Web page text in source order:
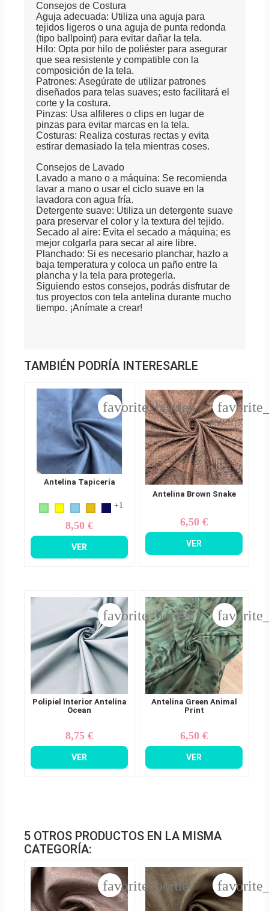
Consejos de Costura
Aguja adecuada: Utiliza una aguja para
tejidos ligeros o una aguja de punta redonda
(tipo ballpoint) para evitar dañar la tela.
Hilo: Opta por hilo de poliéster para asegurar
que sea resistente y compatible con la
composición de la tela.
Patrones: Asegúrate de utilizar patrones
diseñados para telas suaves; esto facilitará el
corte y la costura.
Pinzas: Usa alfileres o clips en lugar de
pinzas para evitar marcas en la tela.
Costuras: Realiza costuras rectas y evita
estirar demasiado la tela mientras coses.
Consejos de Lavado
Lavado a mano o a máquina: Se recomienda
lavar a mano o usar el ciclo suave en la
lavadora con agua fría.
Detergente suave: Utiliza un detergente suave
para preservar el color y la textura del tejido.
Secado al aire: Evita el secado a máquina; es
mejor colgarla para secar al aire libre.
Planchado: Si es necesario planchar, hazlo a
baja temperatura y coloca un paño entre la
plancha y la tela para protegerla.
Siguiendo estos consejos, podrás disfrutar de
tus proyectos con tela antelina durante mucho
tiempo. ¡Anímate a crear!
TAMBIÉN PODRÍA INTERESARLE
Antelina Tapicería
+1
Precio
8,50 €
VER
favorite_border
Antelina Brown Snake
Precio
6,50 €
VER
Polipiel Interior Antelina
Ocean
Precio
8,75 €
VER
favorite_border
Antelina Green Animal
Print
Precio
6,50 €
VER
5 OTROS PRODUCTOS EN LA MISMA
CATEGORÍA:
favorite_border